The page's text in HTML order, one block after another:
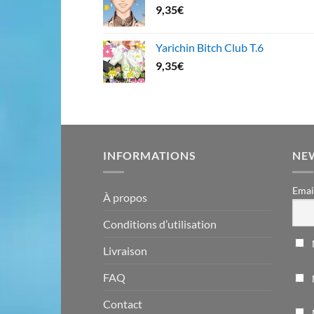
9,35€
Yarichin Bitch Club T.6
9,35€
INFORMATIONS
À propos
Conditions d’utilisation
Livraison
FAQ
Contact